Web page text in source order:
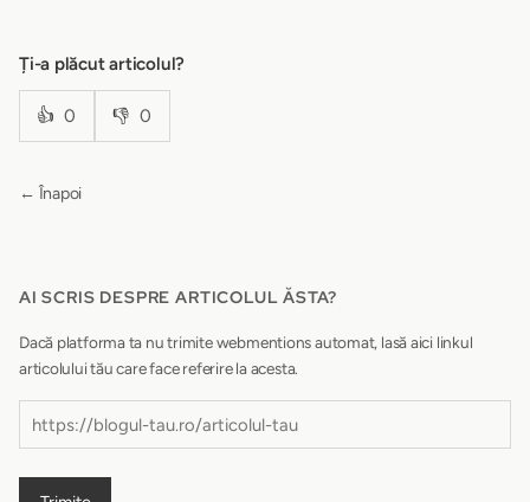
Ți-a plăcut articolul?
👍 0 👎 0
← Înapoi
AI SCRIS DESPRE ARTICOLUL ĂSTA?
Dacă platforma ta nu trimite webmentions automat, lasă aici linkul
articolului tău care face referire la acesta.